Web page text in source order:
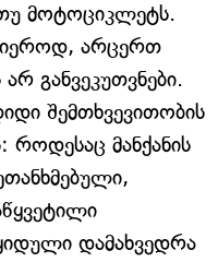
მოტოციკლეტს.
არცერთ
განვეკუთვნები.
შემთხვევითობის
მანქანის
დამახვედრა